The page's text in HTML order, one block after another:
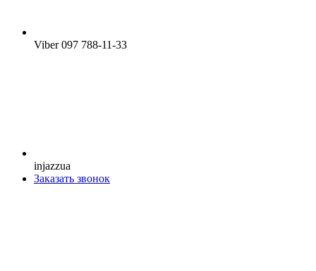
Viber 097 788-11-33
injazzua
Заказать звонок